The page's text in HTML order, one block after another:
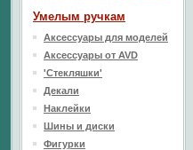
Умелым ручкам
Аксессуары для моделей
Аксессуары от AVD
'Стекляшки'
Декали
Наклейки
Шины и диски
Фигурки